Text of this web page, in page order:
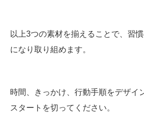
以上3つの素材を揃えることで、習
になり取り組めます。
時間、きっかけ、行動手順をデザイ
スタートを切ってください。